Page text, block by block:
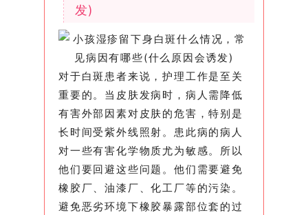
发)
对于白斑患者来说，护理工作是至关
重要的。当皮肤发病时，病人需降低
有害外部因素对皮肤的危害，特别是
长时间受紫外线照射。患此病的病人
对一些有害化学物质尤为敏感。所以
他们要回避这些问题。他们需要避免
橡胶厂、油漆厂、化工厂等的污染。
避免恶劣环境下橡胶暴露部位套的过